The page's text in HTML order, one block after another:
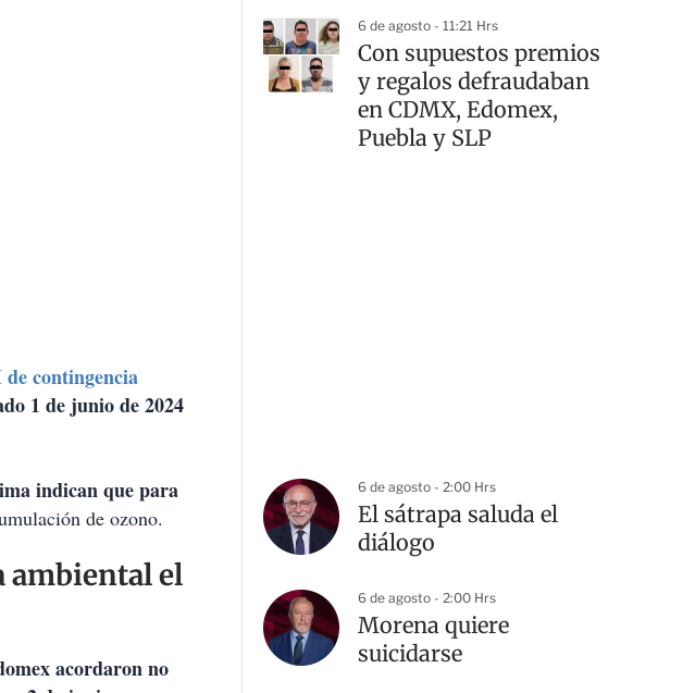
contingencia
1 de junio de 2024
indican que para
de ozono.
ambiental el
acordaron no
6 de agosto - 11:21 Hrs
Con supuestos premios
y regalos defraudaban
en CDMX, Edomex,
Puebla y SLP
6 de agosto - 2:00 Hrs
El sátrapa saluda el
diálogo
6 de agosto - 2:00 Hrs
Morena quiere
suicidarse